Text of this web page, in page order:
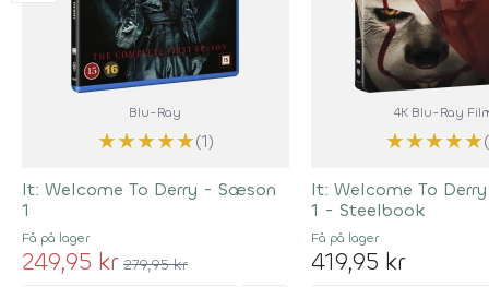
Blu-Ray
★★★★★(1)
It: Welcome To Derry - Sæson
1
Få på lager
249,95 kr 279,95 kr
4K Blu-Ray
★★★★★
It: Welcome To
1 - Steelbook
Få på lager
419,95 kr